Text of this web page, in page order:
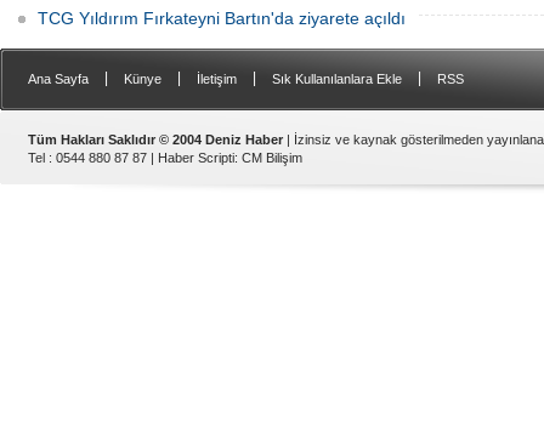
TCG Yıldırım Fırkateyni Bartın'da ziyarete açıldı
Ana Sayfa Künye İletişim Sık Kullanılanlara Ekle RSS
Tüm Hakları Saklıdır © 2004 Deniz Haber | İzinsiz ve kaynak gösterilmeden
Tel : 0544 880 87 87 | Haber Scripti: CM Bilişim